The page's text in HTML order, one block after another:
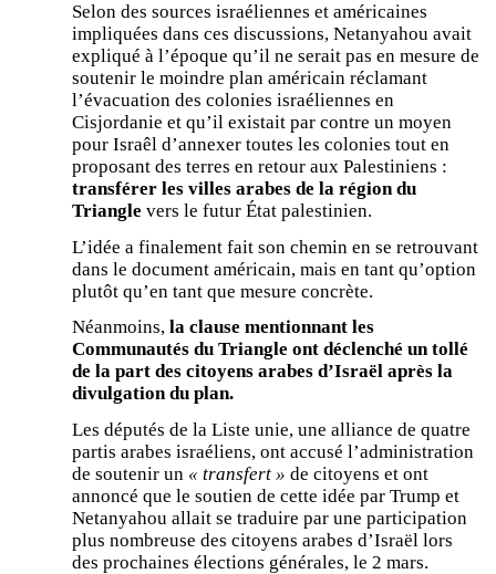
Selon des sources israéliennes et américaines
impliquées dans ces discussions, Netanyahou avait
expliqué à l’époque qu’il ne serait pas en mesure de
soutenir le moindre plan américain réclamant
l’évacuation des colonies israéliennes en
Cisjordanie et qu’il existait par contre un moyen
pour Israêl d’annexer toutes les colonies tout en
proposant des terres en retour aux Palestiniens :
transférer les villes arabes de la région du
Triangle vers le futur État palestinien.
L’idée a finalement fait son chemin en se retrouvant
dans le document américain, mais en tant qu’option
plutôt qu’en tant que mesure concrète.
Néanmoins, la clause mentionnant les
Communautés du Triangle ont déclenché un tollé
de la part des citoyens arabes d’Israël après la
divulgation du plan.
Les députés de la Liste unie, une alliance de quatre
partis arabes israéliens, ont accusé l’administration
de soutenir un « transfert » de citoyens et ont
annoncé que le soutien de cette idée par Trump et
Netanyahou allait se traduire par une participation
plus nombreuse des citoyens arabes d’Israël lors
des prochaines élections générales, le 2 mars.